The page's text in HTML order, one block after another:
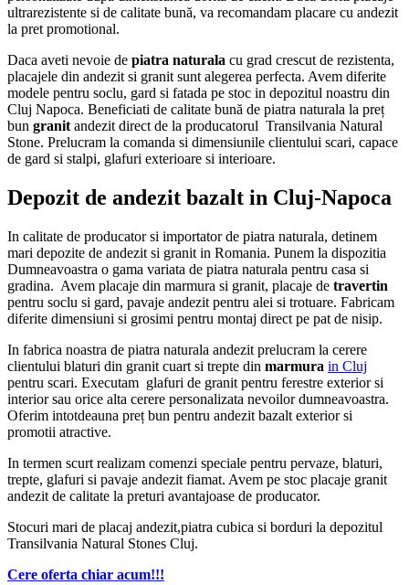
ultrarezistente si de calitate bună, va recomandam placare cu andezit
la pret promotional.
Daca aveti nevoie de piatra naturala cu grad crescut de rezistenta,
placajele din andezit si granit sunt alegerea perfecta. Avem diferite
modele pentru soclu, gard si fatada pe stoc in depozitul noastru din
Cluj Napoca. Beneficiati de calitate bună de piatra naturala la preț
bun granit andezit direct de la producatorul Transilvania Natural
Stone. Prelucram la comanda si dimensiunile clientului scari, capace
de gard si stalpi, glafuri exterioare si interioare.
Depozit de andezit bazalt in Cluj-Napoca
In calitate de producator si importator de piatra naturala, detinem
mari depozite de andezit si granit in Romania. Punem la dispozitia
Dumneavoastra o gama variata de piatra naturala pentru casa si
gradina. Avem placaje din marmura si granit, placaje de travertin
pentru soclu si gard, pavaje andezit pentru alei si trotuare. Fabricam
diferite dimensiuni si grosimi pentru montaj direct pe pat de nisip.
In fabrica noastra de piatra naturala andezit prelucram la cerere
clientului blaturi din granit cuart si trepte din marmura in Cluj
pentru scari. Executam glafuri de granit pentru ferestre exterior si
interior sau orice alta cerere personalizata nevoilor dumneavoastra.
Oferim intotdeauna preț bun pentru andezit bazalt exterior si
promotii atractive.
In termen scurt realizam comenzi speciale pentru pervaze, blaturi,
trepte, glafuri si pavaje andezit fiamat. Avem pe stoc placaje granit
andezit de calitate la preturi avantajoase de producator.
Stocuri mari de placaj andezit,piatra cubica si borduri la depozitul
Transilvania Natural Stones Cluj.
Cere oferta chiar acum!!!